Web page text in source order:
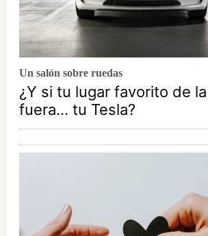
Un salón sobre ruedas
¿Y si tu lugar favorito de
fuera… tu Tesla?